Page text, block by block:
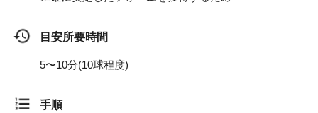
目安所要時間
5〜10分(10球程度)
手順